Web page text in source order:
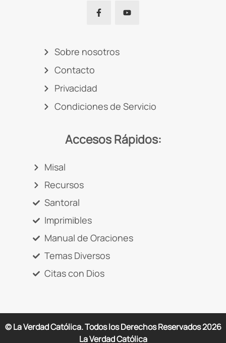
Sobre nosotros
Contacto
Privacidad
Condiciones de Servicio
Accesos Rápidos:
Misal
Recursos
Santoral
Imprimibles
Manual de Oraciones
Temas Diversos
Citas con Dios
© La Verdad Católica. Todos los Derechos Reservados2026
La Verdad Católica